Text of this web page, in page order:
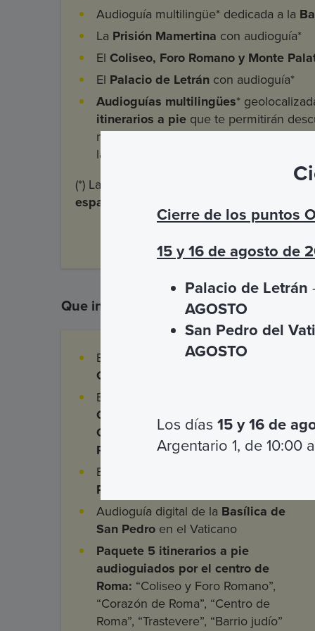
Audioguía multilingüe* dedicada a la
La Prisión Mamertina con audioguía*
El Coliseo, Foro Romano y Monte
El Palacio de Letrán con audioguía*
Audioguías multilingües*
itinerarios a pie que te permitirán
mientras escuchas historias y
la ciudad.
(*) Las audioguías se pueden escuchar
español, alemán y portugués.
Que incluye
Entrada a los Museos Vaticanos
Capilla Sixtina.
Entrada con audioguía digital a la
Cárcel Mamertinay entrada al
Coliseo, Foro Romano y Monte
Palatino
Entrada con audioguía digital al
Palacio de Letrán
Audioguía digital de la Basílica de
San Pedro en el Vaticano
Paquete 5 itinerarios a pie
audioguiados por el centro de
Roma: “Coliseo y Foro Romano”,
“Corazón de Roma”, “Centro de
Roma”, “Trastevere”, “Barrio judío”
Cierre de los puntos
15 y 16 de agosto de
Palacio de Letrán
AGOSTO
San Pedro del
AGOSTO
Los días 15 y 16 de
Argentario 1, de 10:00